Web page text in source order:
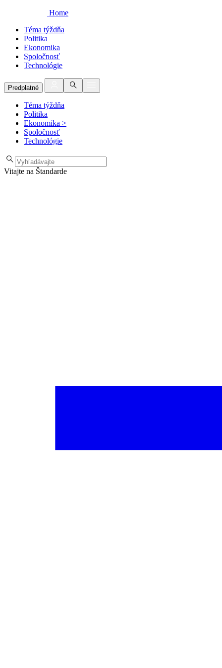
Home
Téma týždňa
Politika
Ekonomika
Spoločnosť
Technológie
Predplatné
Téma týždňa
Politika
Ekonomika >
Spoločnosť
Technológie
Vitajte na Štandarde